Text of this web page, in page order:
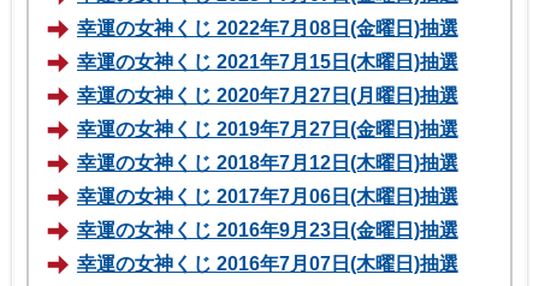
幸運の女神くじ 2022年7月08日(金曜日)抽選
幸運の女神くじ 2021年7月15日(木曜日)抽選
幸運の女神くじ 2020年7月27日(月曜日)抽選
幸運の女神くじ 2019年7月27日(金曜日)抽選
幸運の女神くじ 2018年7月12日(木曜日)抽選
幸運の女神くじ 2017年7月06日(木曜日)抽選
幸運の女神くじ 2016年9月23日(金曜日)抽選
幸運の女神くじ 2016年7月07日(木曜日)抽選